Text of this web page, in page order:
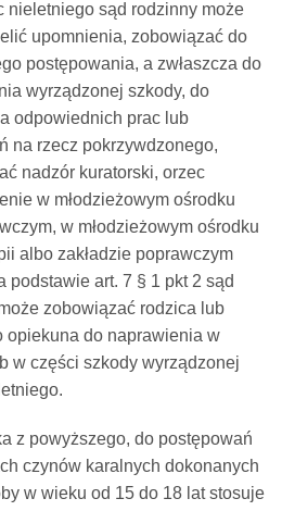
nieletniego sąd rodzinny może
upomnienia, zobowiązać do
postępowania, a zwłaszcza do
wyrządzonej szkody, do
odpowiednich prac lub
na rzecz pokrzywdzonego,
nadzór kuratorski, orzec
w młodzieżowym ośrodku
w młodzieżowym ośrodku
albo zakładzie poprawczym
podstawie art. 7 § 1 pkt 2 sąd
zobowiązać rodzica lub
opiekuna do naprawienia w
w części szkody wyrządzonej
z powyższego, do postępowań
czynów karalnych dokonanych
w wieku od 15 do 18 lat stosuje